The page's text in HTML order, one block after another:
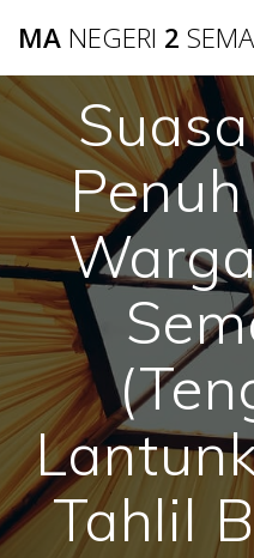
MA NEGERI 2
Tahlil